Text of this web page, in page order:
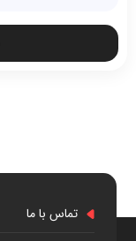
تماس با ما